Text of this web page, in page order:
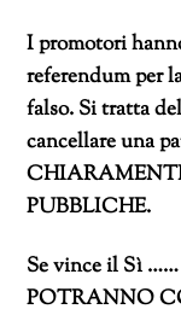
I promotori
referendum per
falso. Si tratta
cancellare una
PUBBLICHE.
Se vince il Sì
POTRANNO